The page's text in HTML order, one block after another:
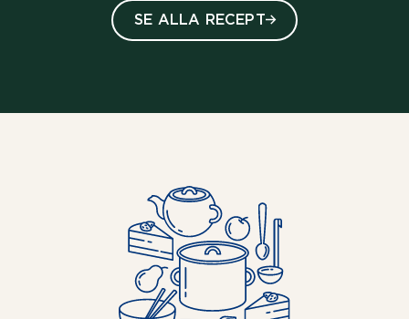
SE ALLA RECEPT